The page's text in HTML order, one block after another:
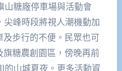
山糖廠停車場與活動會
峰時段將視人潮機動加
步行的不便。民眾也可
糖農創園區，傍晚再前
山城夏夜。更多活動資